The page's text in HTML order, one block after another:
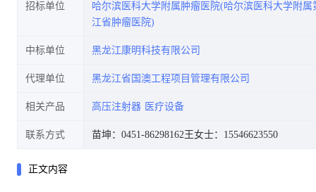
招标单位
哈尔滨医科大学附属肿瘤医院(哈尔滨医科大学附
江省肿瘤医院)
中标单位 黑龙江康明科技有限公司
代理单位 黑龙江省国澳工程项目管理有限公司
相关产品 高压注射器 医疗设备
联系方式 苗坤：0451-86298162王女士：15546623550
正文内容